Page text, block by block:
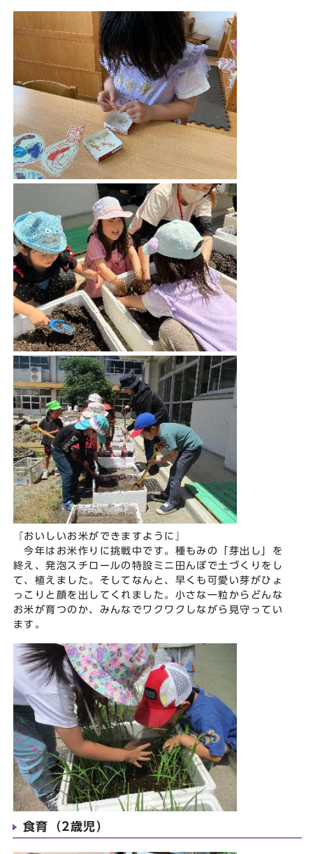
『おいしいお米ができますように』
今年はお米作りに挑戦中です。種もみの「芽出し」を
終え、発泡スチロールの特設ミニ田んぼで土づくりをし
て、植えました。そしてなんと、早くも可愛い芽がひょ
っこりと顔を出してくれました。小さな一粒からどんな
お米が育つのか、みんなでワクワクしながら見守ってい
ます。
食育（2歳児）